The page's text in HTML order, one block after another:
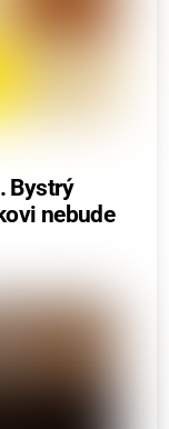
Bystrý
nebude